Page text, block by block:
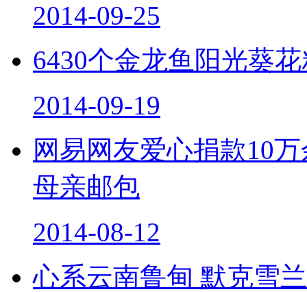
2014-09-25
6430个金龙鱼阳光葵
2014-09-19
网易网友爱心捐款10
母亲邮包
2014-08-12
心系云南鲁甸 默克雪